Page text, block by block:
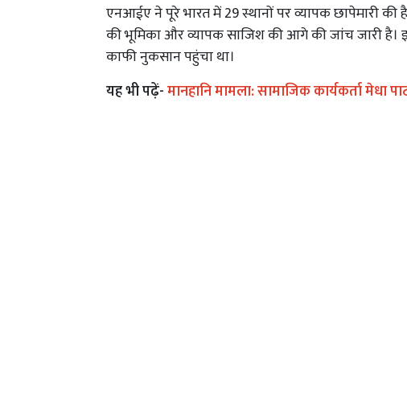
एनआईए ने पूरे भारत में 29 स्थानों पर व्यापक छापेमारी
की भूमिका और व्यापक साजिश की आगे की जांच जारी
काफी नुकसान पहुंचा था।
यह भी पढ़ें-मानहानि मामला: सामाजिक कार्यकर्ता मेधा